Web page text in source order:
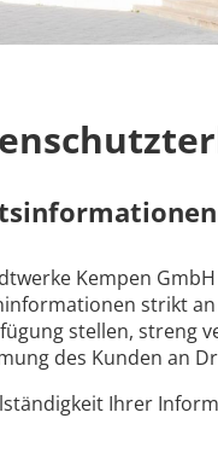
Kempen
strikt an
stellen, streng
des Kunden an
Ihrer